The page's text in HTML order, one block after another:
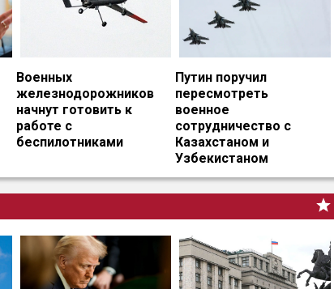
Военных
железнодорожников
начнут готовить к
работе с
беспилотниками
Путин поручил
пересмотреть
военное
сотрудничество с
Казахстаном и
Узбекистаном